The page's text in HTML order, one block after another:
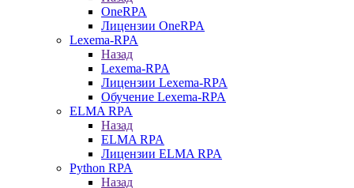
OneRPA
Лицензии OneRPA
Lexema-RPA
Назад
Lexema-RPA
Лицензии Lexema-RPA
Обучение Lexema-RPA
ELMA RPA
Назад
ELMA RPA
Лицензии ELMA RPA
Python RPA
Назад